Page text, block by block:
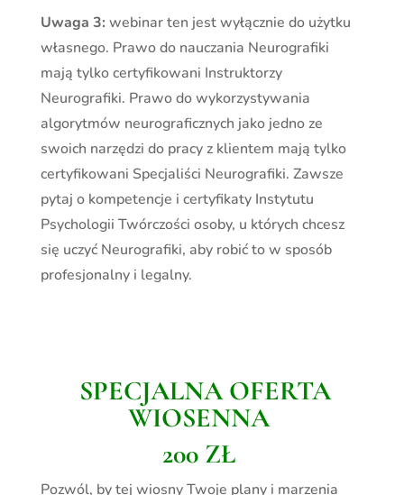
Uwaga 3: webinar ten jest wyłącznie do użytku
własnego. Prawo do nauczania Neurografiki
mają tylko certyfikowani Instruktorzy
Neurografiki. Prawo do wykorzystywania
algorytmów neurograficznych jako jedno ze
swoich narzędzi do pracy z klientem mają tylko
certyfikowani Specjaliści Neurografiki. Zawsze
pytaj o kompetencje i certyfikaty Instytutu
Psychologii Twórczości osoby, u których chcesz
się uczyć Neurografiki, aby robić to w sposób
profesjonalny i legalny.
SPECJALNA OFERTA
WIOSENNA
200 ZŁ
Pozwól, by tej wiosny Twoje plany i marzenia